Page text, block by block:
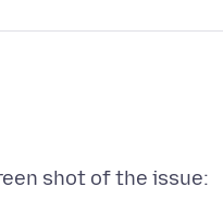
shot of the issue: